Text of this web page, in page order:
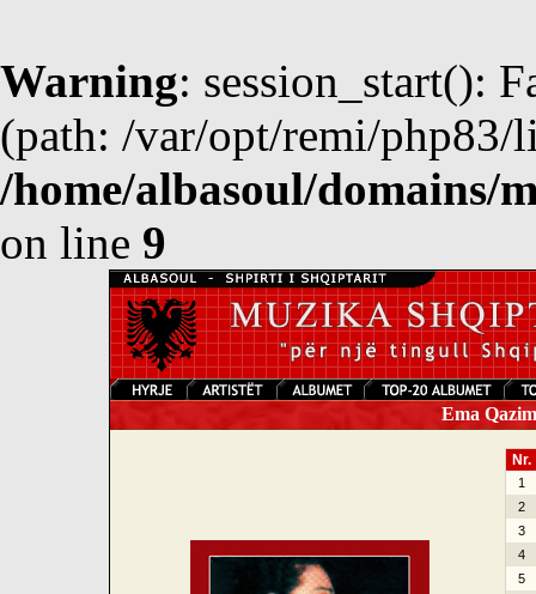
Warning: session_start():
(path: /var/opt/remi/php83/
/home/albasoul/domains/
on line 9
Ema
Nr.
1
2
3
4
5